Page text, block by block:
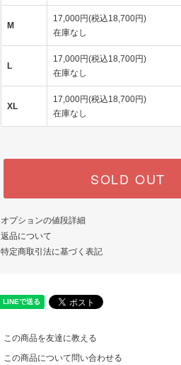
M
17,000円(税込18,700円)
在庫なし
L
17,000円(税込18,700円)
在庫なし
XL
17,000円(税込18,700円)
在庫なし
SOLD OUT
オプションの値段詳細
返品について
特定商取引法に基づく表記
この商品を友達に教える
この商品について問い合わせる